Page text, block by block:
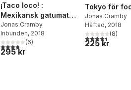
¡Taco loco! :
Mexikansk gatumat
från grunden
Jonas Cramby
Inbunden, 2018
3,8utav 5 stjärnor. Totalt antal röster:
(6)
295 kr
Tokyo för
Jonas Cramby
Häftad, 2018
4,5utav 5(8)
225 kr